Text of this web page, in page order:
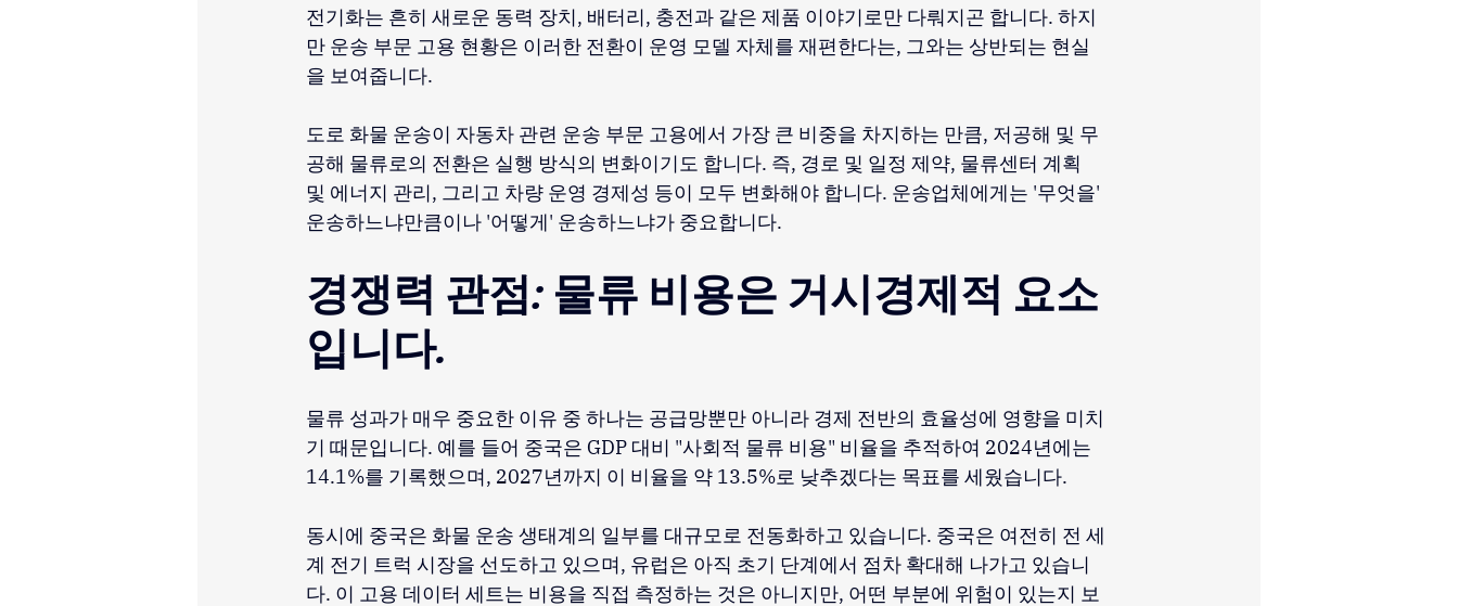
전기화는 흔히 새로운 동력 장치, 배터리, 충전과 같은 제품 이야기로만 다뤄지곤 합니다. 하지
만 운송 부문 고용 현황은 이러한 전환이 운영 모델 자체를 재편한다는, 그와는 상반되는 현실
을 보여줍니다.
도로 화물 운송이 자동차 관련 운송 부문 고용에서 가장 큰 비중을 차지하는 만큼, 저공해 및 무
공해 물류로의 전환은 실행 방식의 변화이기도 합니다. 즉, 경로 및 일정 제약, 물류센터 계획
및 에너지 관리, 그리고 차량 운영 경제성 등이 모두 변화해야 합니다. 운송업체에게는 '무엇을'
운송하느냐만큼이나 '어떻게' 운송하느냐가 중요합니다.
경쟁력 관점: 물류 비용은 거시경제적 요소
입니다.
물류 성과가 매우 중요한 이유 중 하나는 공급망뿐만 아니라 경제 전반의 효율성에 영향을 미치
기 때문입니다. 예를 들어 중국은 GDP 대비 "사회적 물류 비용" 비율을 추적하여 2024년에는
14.1%를 기록했으며, 2027년까지 이 비율을 약 13.5%로 낮추겠다는 목표를 세웠습니다.
동시에 중국은 화물 운송 생태계의 일부를 대규모로 전동화하고 있습니다. 중국은 여전히 전 세
계 전기 트럭 시장을 선도하고 있으며, 유럽은 아직 초기 단계에서 점차 확대해 나가고 있습니
다. 이 고용 데이터 세트는 비용을 직접 측정하는 것은 아니지만, 어떤 부분에 위험이 있는지 보